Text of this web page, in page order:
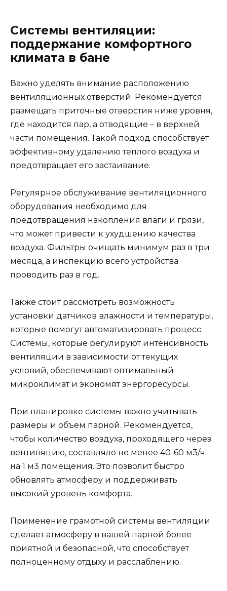
Системы вентиляции:
поддержание комфортного
климата в бане
Важно уделять внимание расположению
вентиляционных отверстий. Рекомендуется
размещать приточные отверстия ниже уровня,
где находится пар, а отводящие – в верхней
части помещения. Такой подход способствует
эффективному удалению теплого воздуха и
предотвращает его застаивание.
Регулярное обслуживание вентиляционного
оборудования необходимо для
предотвращения накопления влаги и грязи,
что может привести к ухудшению качества
воздуха. Фильтры очищать минимум раз в три
месяца, а инспекцию всего устройства
проводить раз в год.
Также стоит рассмотреть возможность
установки датчиков влажности и температуры,
которые помогут автоматизировать процесс.
Системы, которые регулируют интенсивность
вентиляции в зависимости от текущих
условий, обеспечивают оптимальный
микроклимат и экономят энергоресурсы.
При планировке системы важно учитывать
размеры и объем парной. Рекомендуется,
чтобы количество воздуха, проходящего через
вентиляцию, составляло не менее 40-60 м3/ч
на 1 м3 помещения. Это позволит быстро
обновлять атмосферу и поддерживать
высокий уровень комфорта.
Применение грамотной системы вентиляции
сделает атмосферу в вашей парной более
приятной и безопасной, что способствует
полноценному отдыху и расслаблению.